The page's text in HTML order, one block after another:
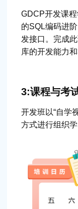
GDCP开发课
的SQL编码进
发接口。完成
库的开发能力
3:课程与考
开发班以“自学
方式进行组织